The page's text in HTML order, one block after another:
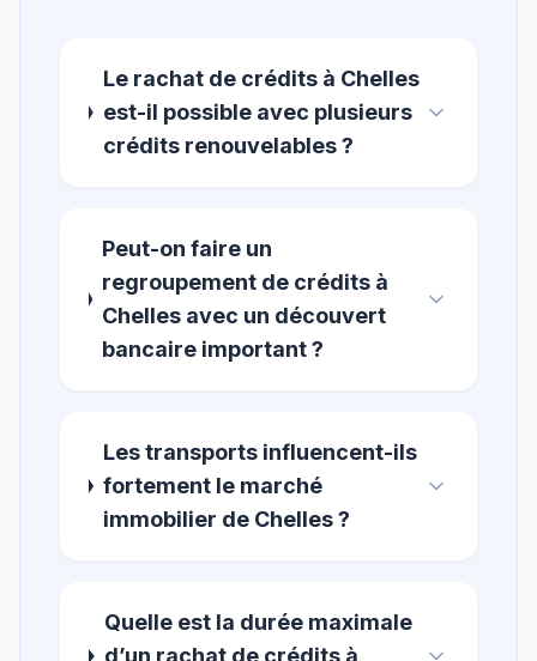
Le rachat de crédits à Chelles
est-il possible avec plusieurs
crédits renouvelables ?
Peut-on faire un
regroupement de crédits à
Chelles avec un découvert
bancaire important ?
Les transports influencent-ils
fortement le marché
immobilier de Chelles ?
Quelle est la durée maximale
d’un rachat de crédits à